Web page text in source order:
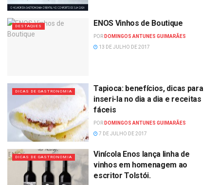
DESTAQUES ENOS Vinhos de Boutique
POR DOMINGOS ANTUNES GUIMARÃES
13 DE JULHO DE 2017
DICAS DE GASTRONOMIA
Tapioca: benefícios, dicas para
inseri-la no dia a dia e receitas
fáceis
POR DOMINGOS ANTUNES GUIMARÃES
7 DE JULHO DE 2017
DICAS DE GASTRONOMIA
Vinícola Enos lança linha de
vinhos em homenagem ao
escritor Tolstói.